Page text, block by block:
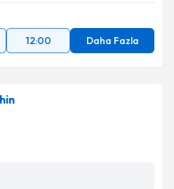
12:00 Daha Fazla